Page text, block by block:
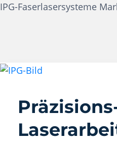
IPG-Faserlasersysteme